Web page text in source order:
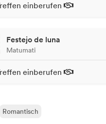
einberufen
Festejo de luna
Matumati
einberufen
Romantisch